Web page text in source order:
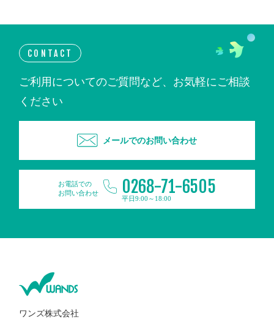
CONTACT
ご利用についてのご質問など、お気軽にご相談
ください
メールでのお問い合わせ
お電話での
お問い合わせ
0268-71-6505
平日9:00～18:00
ワンズ株式会社